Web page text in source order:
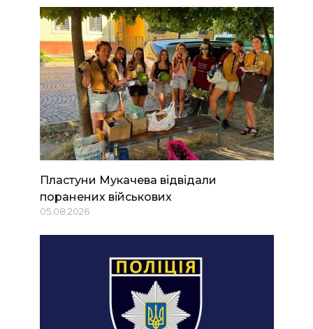
Пластуни Мукачева відвідали
поранених військових
05.08.2026